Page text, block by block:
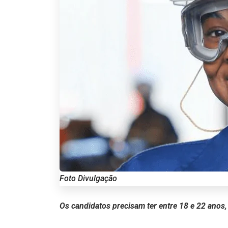
Foto Divulgação
Os candidatos precisam ter entre 18 e 22